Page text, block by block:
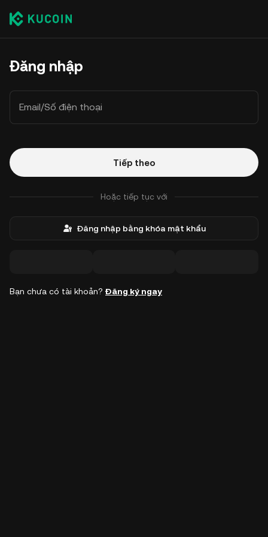
Đăng nhập
Email/Số điện thoại
Tiếp theo
Hoặc tiếp tục với
Đăng nhập bằng khóa mật khẩu
Bạn chưa có tài khoản? Đăng ký ngay